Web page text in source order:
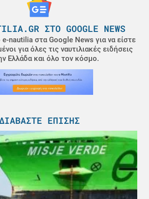
ΣΤΟ GOOGLE NEWS
nautilia στα Google News για να είστε
για όλες τις ναυτιλιακές ειδήσεις
Ελλάδα και όλο τον κόσμο.
ΕΠΊΣΗΣ